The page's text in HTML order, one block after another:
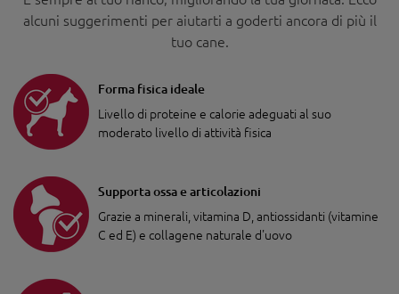
alcuni suggerimenti per aiutarti a goderti ancora di più il
tuo cane.
Forma fisica ideale
Livello di proteine e calorie adeguati al suo
moderato livello di attività fisica
Supporta ossa e articolazioni
Grazie a minerali, vitamina D, antiossidanti (vitamine
C ed E) e collagene naturale d'uovo